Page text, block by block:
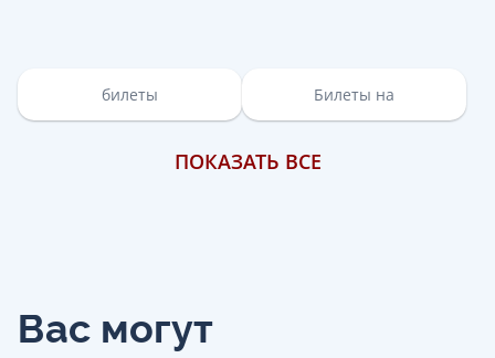
билеты Билеты на
ПОКАЗАТЬ ВСЕ
Вас могут